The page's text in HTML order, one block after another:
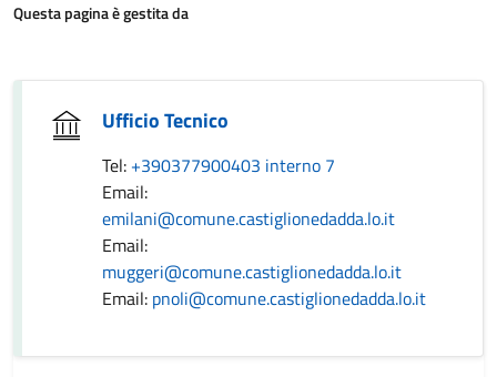
Questa pagina è gestita da
Ufficio Tecnico
Tel: +390377900403 interno 7
Email:
emilani@comune.castiglionedadda.lo.it
Email:
muggeri@comune.castiglionedadda.lo.it
Email: pnoli@comune.castiglionedadda.lo.it